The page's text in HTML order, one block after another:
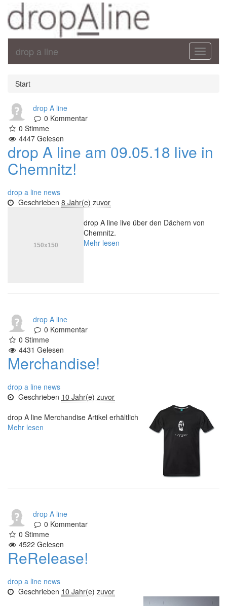
Toggle
drop a line
Start
drop A line
0 Kommentar
0 Stimme
4447 Gelesen
drop A line am 09.05.18 live in
Chemnitz!
drop a line news
Geschrieben 8 Jahr(e) zuvor
drop A line live über den Dächern von
Chemnitz.
Mehr lesen
drop A line
0 Kommentar
0 Stimme
4431 Gelesen
Merchandise!
drop a line news
Geschrieben 10 Jahr(e) zuvor
drop A line Merchandise Artikel erhältlich
Mehr lesen
drop A line
0 Kommentar
0 Stimme
4522 Gelesen
ReRelease!
drop a line news
Geschrieben 10 Jahr(e) zuvor